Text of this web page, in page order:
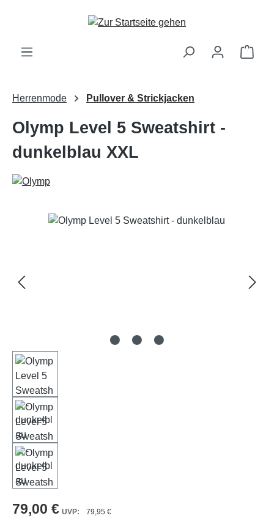
Zum Hauptinhalt springen
Herrenmode Pullover & Strickjacken
Olymp Level 5 Sweatshirt -
dunkelblau XXL
Bildergalerie überspringen
79,00 € 79,95 €